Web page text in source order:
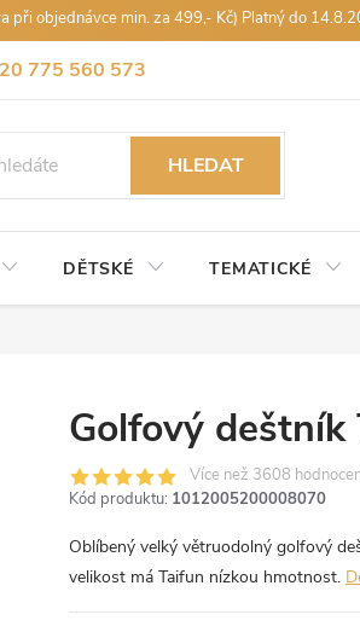
při objednávce min. za 499,- Kč) Platný do
775 560 573
podmínky Podmínky ochrany osobních údajů
HLEDAT
DĚTSKÉ TEMATICKÉ
Golfový deštník
Kód produktu: 1012005200008070
Oblíbený velký větruodolný golfový
velikost má Taifun nízkou hmotnost.